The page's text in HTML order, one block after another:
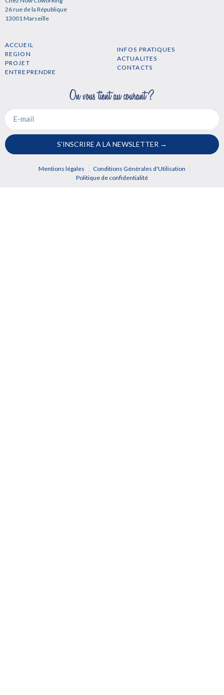
26 rue de la République
13001 Marseille
ACCUEIL
REGION
PROJET
ENTREPRENDRE
INFOS PRATIQUES
ACTUALITES
CONTACTS
S'INSCRIRE A LA NEWSLETTER →
Mentions légales
Conditions Générales d'Utilisation
Politique de confidentialité